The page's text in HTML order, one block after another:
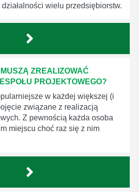
wielu przedsiębiorstw.
ZREALIZOWAĆ
PROJEKTOWEGO?
w każdej większej (i
związane z realizacją
Z pewnością każda osoba
miejscu choć raz się z nim